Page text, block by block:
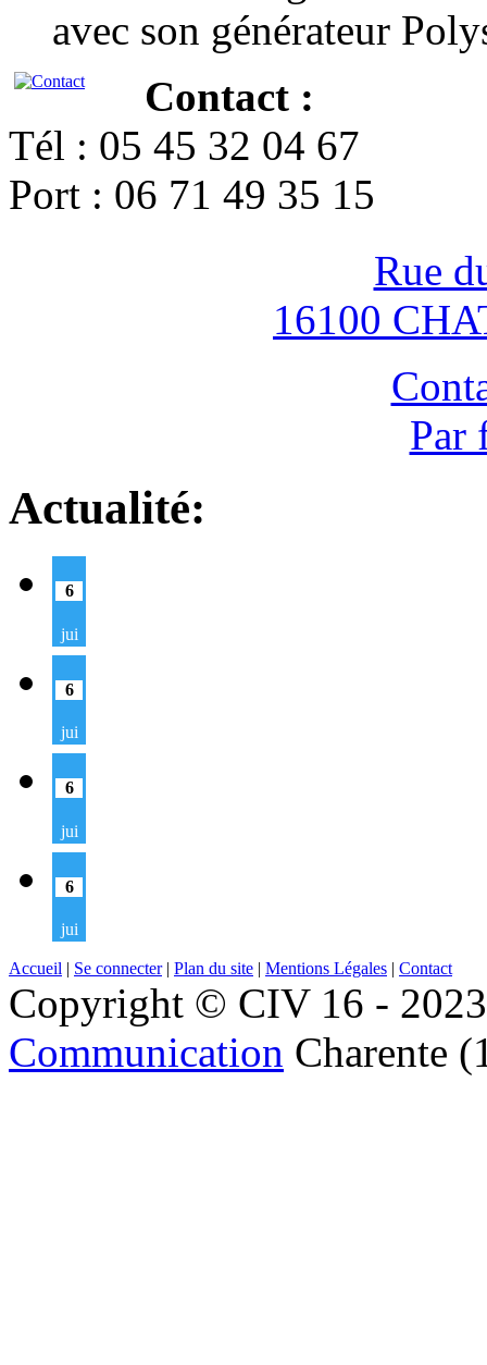
avec son générateur
Contact :
Tél : 05 45 32 04 67
Port : 06 71 49 35 15
Rue
16100
Par
Actualité:
6
jui
6
jui
6
jui
6
jui
Accueil | Se connecter| Plan du site | Mentions Légales | Contact
Copyright © CIV 16 -
Communication Charente